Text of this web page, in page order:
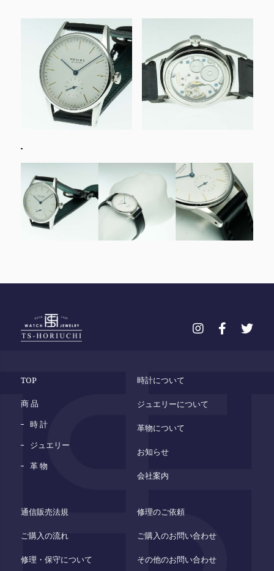
TOP
商 品
時 計
ジュエリー
革 物
時計について
ジュエリーについて
革物について
お知らせ
会社案内
通信販売法規
ご購入の流れ
修理・保守について
修理のご依頼
ご購入のお問い合わせ
その他のお問い合わせ